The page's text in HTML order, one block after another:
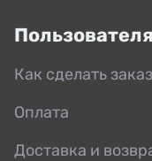
Как сделать заказ
Оплата
Доставка и